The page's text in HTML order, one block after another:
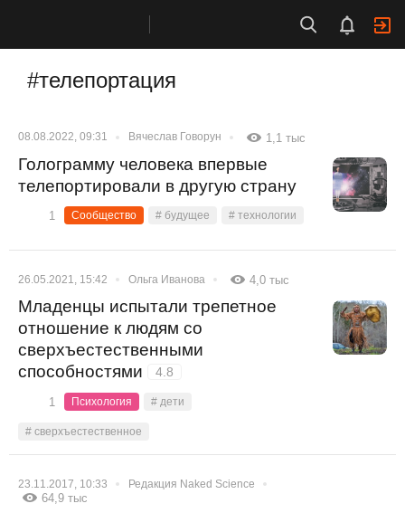
#телепортация
08.08.2022, 09:31 Вячеслав Говорун 1,1 тыс
Голограмму человека впервые
телепортировали в другую страну
1 Сообщество # будущее # технологии
26.05.2021, 15:42 Ольга Иванова 4,0 тыс
Младенцы испытали трепетное
отношение к людям со
сверхъестественными
способностями
4.8
1 Психология # дети
# сверхъестественное
23.11.2017, 10:33 Редакция Naked Science
64,9 тыс